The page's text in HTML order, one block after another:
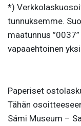
*)
tunnuksemme.
maatunnus
vapaaehtoinen
Paperiset
Tähän
Sámi Museum –